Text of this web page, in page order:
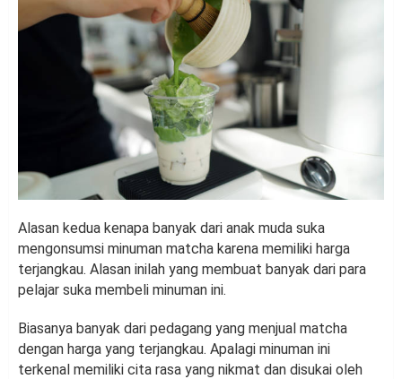
Alasan kedua kenapa banyak dari anak muda suka
mengonsumsi minuman matcha karena memiliki harga
terjangkau. Alasan inilah yang membuat banyak dari para
pelajar suka membeli minuman ini.
Biasanya banyak dari pedagang yang menjual matcha
dengan harga yang terjangkau. Apalagi minuman ini
terkenal memiliki cita rasa yang nikmat dan disukai oleh